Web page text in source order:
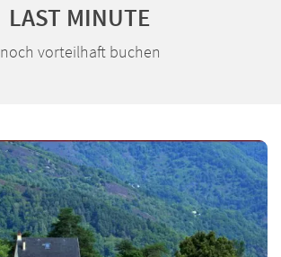
LAST MINUTE
noch vorteilhaft buchen